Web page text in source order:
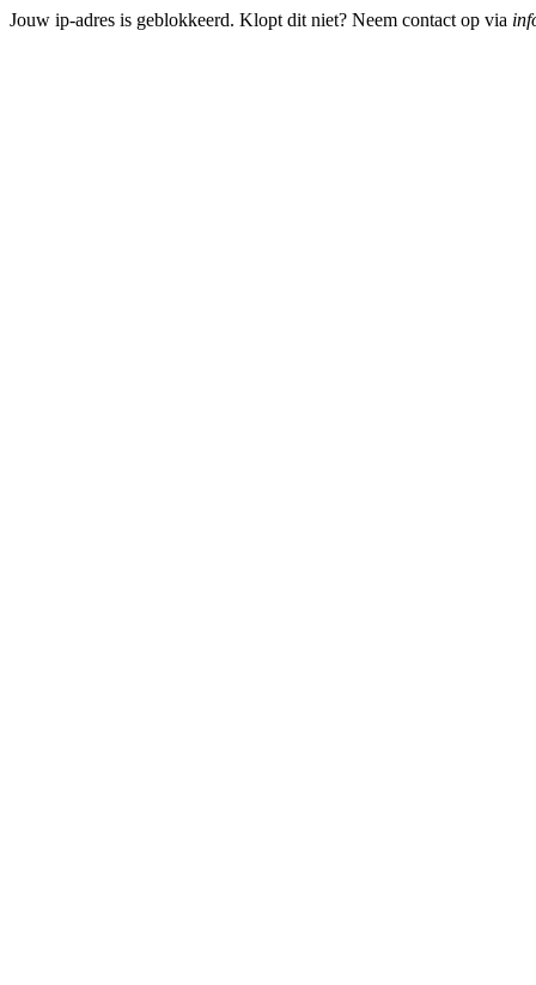
Jouw ip-adres is geblokkeerd. Klopt dit niet? Neem contact op via